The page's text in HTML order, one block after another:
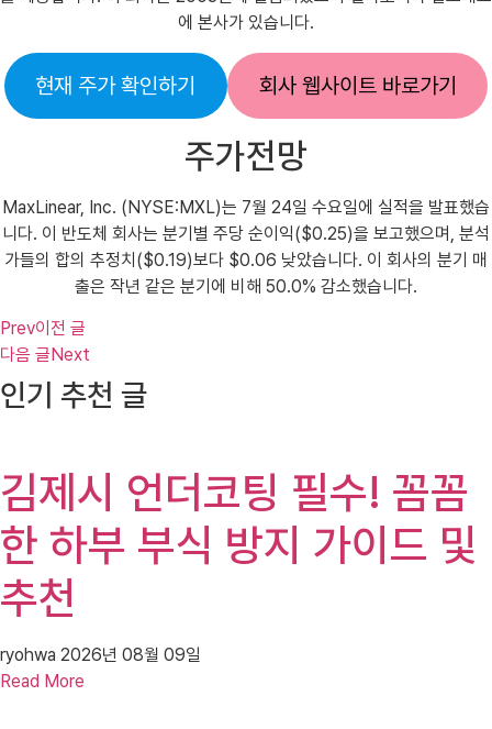
에 본사가 있습니다.
현재 주가 확인하기 회사 웹사이트 바로가기
주가전망
MaxLinear, Inc. (NYSE:MXL)는 7월 24일 수요일에 실적을 발표했습
니다. 이 반도체 회사는 분기별 주당 순이익($0.25)을 보고했으며, 분석
가들의 합의 추정치($0.19)보다 $0.06 낮았습니다. 이 회사의 분기 매
출은 작년 같은 분기에 비해 50.0% 감소했습니다.
Prev이전 글
다음 글 Next
인기 추천 글
김제시 언더코팅 필수! 꼼꼼
한 하부 부식 방지 가이드 및
추천
ryohwa 2026년 08월 09일
Read More